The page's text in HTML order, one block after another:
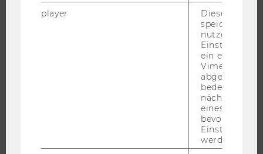
KARRIERENETZWERKE AN DER WU
player
Dieses Cookie
speichert
ein
Vimeo-Video
abgespielt
bedeutet,
nächsten
eines Vimeo-
bevorzugten
werden.